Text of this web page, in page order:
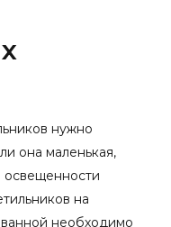
нужно
она маленькая,
освещенности
на
необходимо